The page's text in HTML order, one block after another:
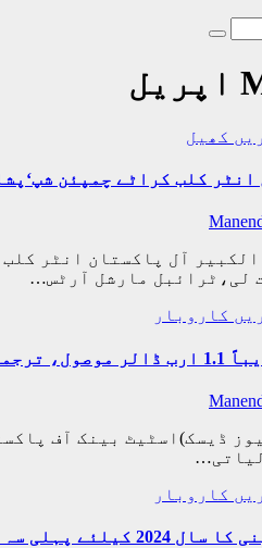
کھیل
انٹر کلب کراٹے چمپئن
الکبیر آل پاکستان انٹر
لی،ٹرائبل مارشل آرٹس…
کاروبار
بینک
کاروبار
مالیاتی نتائج کا اعلان